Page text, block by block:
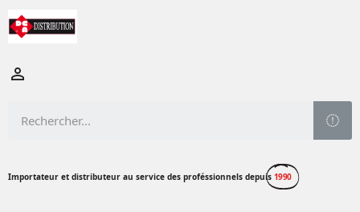

Importateur et distributeur au service des proféssionnels depuis 1990